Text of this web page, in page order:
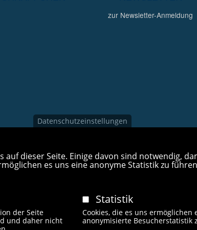
zur Newsletter-Anmeldung
Datenschutzeinstellungen
auf dieser Seite. Einige davon sind notwendig,
es uns eine anonyme Statistik zu
der Seite
und daher nicht
Statistik
Cookies, die es uns ermöglichen
anonymisierte Besucherstatistik